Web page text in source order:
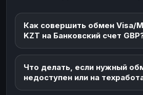
Как совершить обмен Visa/
KZT на Банковский счет
Что делать, если нужный
недоступен или на